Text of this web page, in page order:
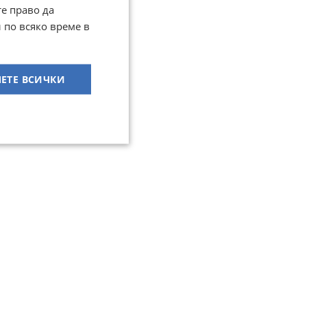
право да
по всяко време в
ВСИЧКИ